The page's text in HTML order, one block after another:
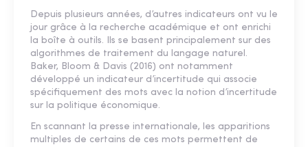
Depuis plusieurs années, d’autres indicateurs ont vu le
jour grâce à la recherche académique et ont enrichi
la boîte à outils. Ils se basent principalement sur des
algorithmes de traitement du langage naturel.
Baker, Bloom & Davis (2016) ont notamment
développé un indicateur d’incertitude qui associe
spécifiquement des mots avec la notion d’incertitude
sur la politique économique.
En scannant la presse internationale, les apparitions
multiples de certains de ces mots permettent de